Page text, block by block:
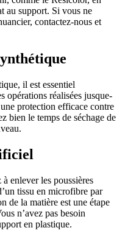
au support. Si vous ne
contactez-nous et
il est essentiel
opérations réalisées jusque-
protection efficace contre
bien le temps de séchage de
à enlever les poussières
tissu en microfibre par
de la matière est une étape
n’avez pas besoin
en plastique.